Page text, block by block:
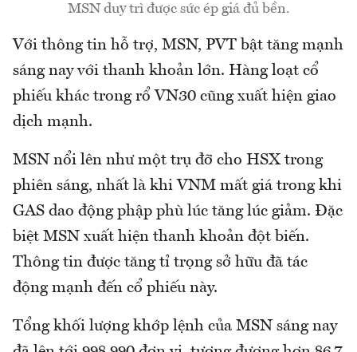
MSN duy trì được sức ép giá đủ bền.
Với thông tin hỗ trợ, MSN, PVT bật tăng mạnh
sáng nay với thanh khoản lớn. Hàng loạt cổ
phiếu khác trong rổ VN30 cũng xuất hiện giao
dịch mạnh.
MSN nổi lên như một trụ đỡ cho HSX trong
phiên sáng, nhất là khi VNM mất giá trong khi
GAS dao động phập phù lúc tăng lúc giảm. Đặc
biệt MSN xuất hiện thanh khoản đột biến.
Thông tin được tăng tỉ trọng sở hữu đã tác
động mạnh đến cổ phiếu này.
Tổng khối lượng khớp lệnh của MSN sáng nay